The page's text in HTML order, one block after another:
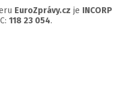
EuroZprávy.cz je INCORP
118 23 054.